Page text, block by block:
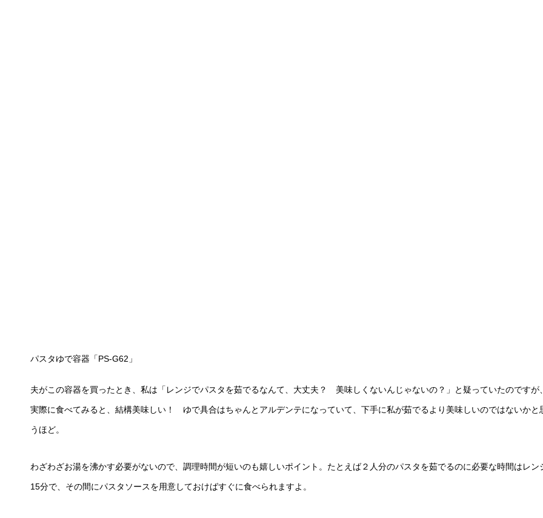
パスタゆで容器「PS-G62」
夫がこの容器を買ったとき、私は「レンジでパスタを茹でるなんて、大丈夫？ 美味しくないんじゃないの？」と疑っていたのですが
実際に食べてみると、結構美味しい！ ゆで具合はちゃんとアルデンテになっていて、下手に私が茹でるより美味しいのではないかと
うほど。
わざわざお湯を沸かす必要がないので、調理時間が短いのも嬉しいポイント。たとえば２人分のパスタを茹でるのに必要な時間はレン
15分で、その間にパスタソースを用意しておけばすぐに食べられますよ。